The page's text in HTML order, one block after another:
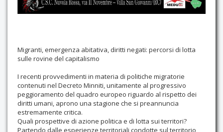
Migranti, emergenza abitativa, diritti negati: percorsi di lotta
sulle rovine del capitalismo
I recenti provvedimenti in materia di politiche migratorie
contenuti nel Decreto Minniti, unitamente al progressivo
peggioramento del quadro europeo riguardo al rispetto dei
diritti umani, aprono una stagione che si preannuncia
estremamente critica.
Quali prospettive di azione politica e di lotta sui territori?
Partendo dalle esperienze territoriali condotte sul territorio